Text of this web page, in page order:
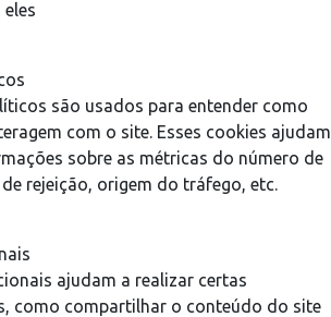
são usados para entender como
com o site. Esses cookies ajudam
sobre as métricas do número de
rejeição, origem do tráfego, etc.
ajudam a realizar certas
como compartilhar o conteúdo do site